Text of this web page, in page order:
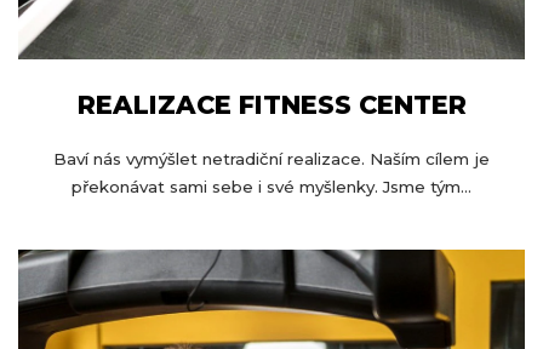
REALIZACE FITNESS CENTER
Baví nás vymýšlet netradiční realizace. Naším cílem je
překonávat sami sebe i své myšlenky. Jsme tým...